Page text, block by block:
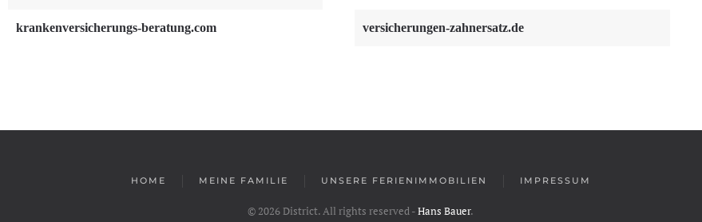
krankenversicherungs-beratung.com versicherungen-zahnersatz.de
HOME MEINE FAMILIE UNSERE FERIENIMMOBILIEN IMPRESSUM
© 2026District. All rights reserved -Hans Bauer.